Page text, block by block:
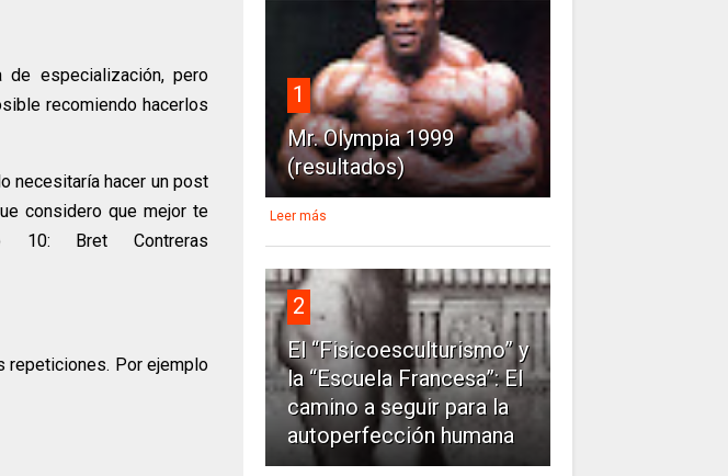
especialización, pero
recomiendo hacerlos
necesitaría hacer un post
considero que mejor te
Bret Contreras
repeticiones. Por ejemplo
1
Mr. Olympia 1999
(resultados)
Leer más
2
El “Fisicoesculturismo” y
la “Escuela Francesa”: El
camino a seguir para la
autoperfección humana